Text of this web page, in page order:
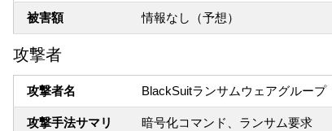
被害額 情報なし（予想）
攻撃者
攻撃者名 BlackSuitランサムウェアグループ
攻撃手法サマリ 暗号化コマンド、ランサム要求